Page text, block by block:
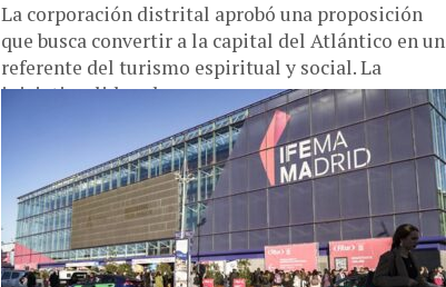
La corporación distrital aprobó una proposición
que busca convertir a la capital del Atlántico en un
referente del turismo espiritual y social. La
iniciativa, liderada por...